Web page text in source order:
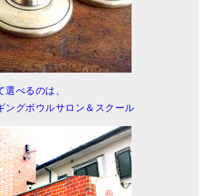
べるのは、
ングボウルサロン＆スクール